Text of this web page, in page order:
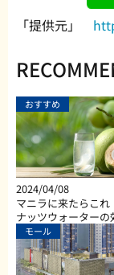
「提供元」
おすすめ
2024/04/08
マニラに来たらこれ
ナッツウォーターの
は？
モール